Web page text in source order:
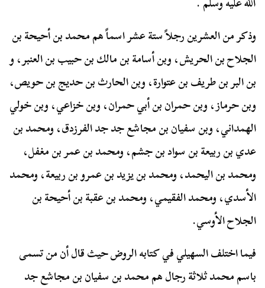
وذكر من العشرين رجلاً ستة عشر اسماً هم محمد بن أحيحة بن
الجلاح بن الحريش، وبن أسامة بن مالك بن حبيب بن العنبر، و
بن البر بن طريف بن عتوارة، وبن الحارث بن حديج بن حويص،
وبن حرماز، وبن حمران بن أبي حمران، وبن خزاعي، وبن خولي
الهمداني، وبن سفيان بن مجاشع جد جد الفرزدق، ومحمد بن
عدي بن ربيعة بن سواد بن جشم، ومحمد بن عمر بن مغفل،
ومحمد بن اليحمد، ومحمد بن يزيد بن عمرو بن ربيعة، ومحمد
الأسدي، ومحمد الفقيمي، ومحمد بن عقبة بن أحيحة بن
الجلاح الأوسي.
فيما اختلف السهيلي في كتابه الروض حيث قال أن من تسمى
باسم محمد ثلاثة رجال هم محمد بن سفيان بن مجاشع جد